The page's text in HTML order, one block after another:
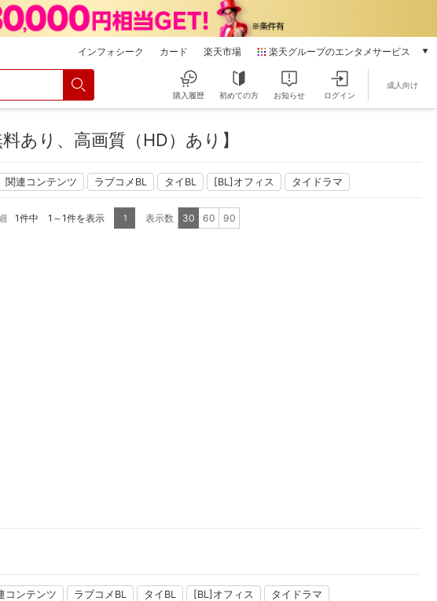
インフォシーク カード 楽天市場 楽天グループのエンタメサービス
本/ゲーム/CD/DVD
雑誌読み放題
動画配信
購入履歴 初めての方 お知らせ ログイン
成人向け
あり、高画質（HD）あり】
関連コンテンツ ラブコメBL タイBL [BL]オフィス タイドラマ
1件中 1～1件を表示 1 表示数 30 60 90
コンテンツ ラブコメBL タイBL [BL]オフィス タイドラマ